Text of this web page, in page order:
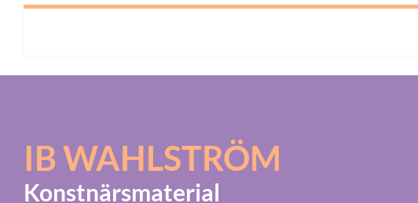
IB WAHLSTRÖM
Konstnärsmaterial